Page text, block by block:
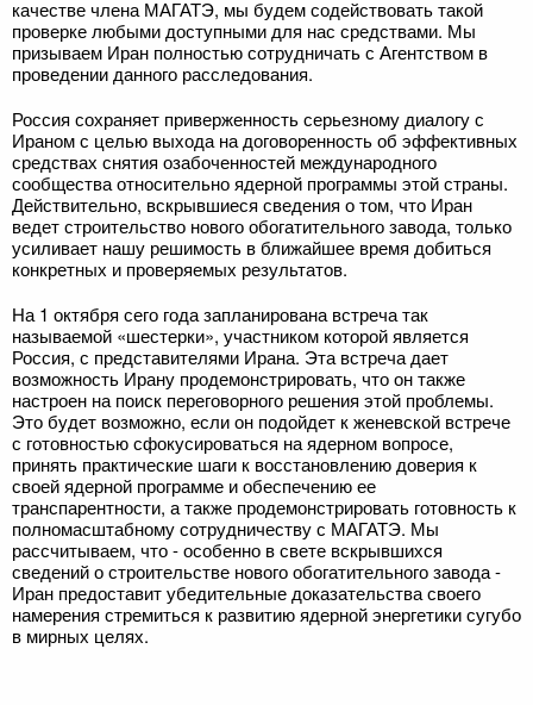
качестве члена МАГАТЭ, мы будем содействовать такой
проверке любыми доступными для нас средствами. Мы
призываем Иран полностью сотрудничать с Агентством в
проведении данного расследования.
Россия сохраняет приверженность серьезному диалогу с
Ираном с целью выхода на договоренность об эффективных
средствах снятия озабоченностей международного
сообщества относительно ядерной программы этой страны.
Действительно, вскрывшиеся сведения о том, что Иран
ведет строительство нового обогатительного завода, только
усиливает нашу решимость в ближайшее время добиться
конкретных и проверяемых результатов.
На 1 октября сего года запланирована встреча так
называемой «шестерки», участником которой является
Россия, с представителями Ирана. Эта встреча дает
возможность Ирану продемонстрировать, что он также
настроен на поиск переговорного решения этой проблемы.
Это будет возможно, если он подойдет к женевской встрече
с готовностью сфокусироваться на ядерном вопросе,
принять практические шаги к восстановлению доверия к
своей ядерной программе и обеспечению ее
транспарентности, а также продемонстрировать готовность к
полномасштабному сотрудничеству с МАГАТЭ. Мы
рассчитываем, что - особенно в свете вскрывшихся
сведений о строительстве нового обогатительного завода -
Иран предоставит убедительные доказательства своего
намерения стремиться к развитию ядерной энергетики сугубо
в мирных целях.